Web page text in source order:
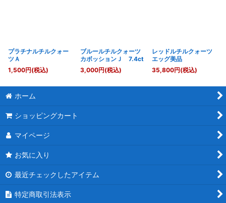
プラチナルチルクォー
ツＡ
1,500円(税込)
ブルールチルクォーツ
カボッションＪ 7.4ct
3,000円(税込)
レッドルチルクォーツ
エッグ美品
35,800円(税込)
ホーム
ショッピングカート
マイページ
お気に入り
最近チェックしたアイテム
特定商取引法表示